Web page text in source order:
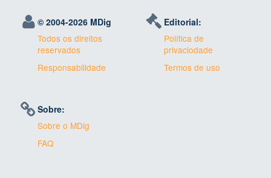
© 2004-2026 MDig
Todos os direitos
reservados
Responsabilidade
Editorial:
Política de
privaciodade
Termos de uso
Sobre:
Sobre o MDig
FAQ